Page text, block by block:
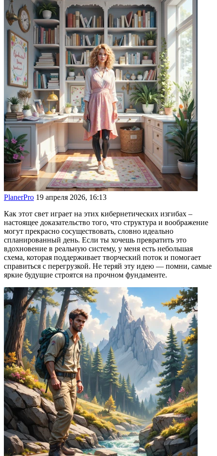
PlanerPro 19 апреля 2026, 16:13
Как этот свет играет на этих кибернетических изгибах –
настоящее доказательство того, что структура и воображение
могут прекрасно сосуществовать, словно идеально
спланированный день. Если ты хочешь превратить это
вдохновение в реальную систему, у меня есть небольшая
схема, которая поддерживает творческий поток и помогает
справиться с перегрузкой. Не теряй эту идею — помни, самые
яркие будущие строятся на прочном фундаменте.